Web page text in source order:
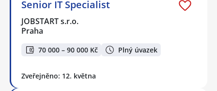
Senior IT Specialist
JOBSTART s.r.o.
Praha
70 000 – 90 000 Kč Plný úvazek
Zveřejněno: 12. května